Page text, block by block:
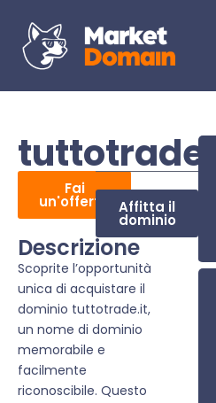
tuttotrade.it
Fai
un'offerta Affitta il
dominio
Descrizione
Scoprite l’opportunità
unica di acquistare il
dominio tuttotrade.it,
un nome di dominio
memorabile e
facilmente
riconoscibile. Questo